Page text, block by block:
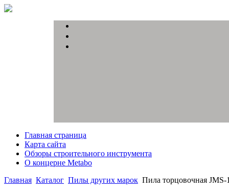
Главная страница
Карта сайта
Обзоры строительного инструмента
О концерне Metabo
Главная Каталог Пилы других марок Пила торцовочная JMS-